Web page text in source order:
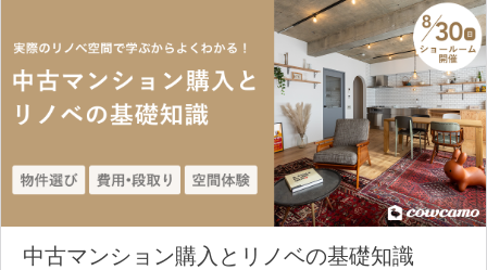
中古マンション購入とリノベの基礎知識